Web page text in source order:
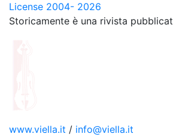
License 2004- 2026
Storicamente è una rivista
www.viella.it / info@viella.it